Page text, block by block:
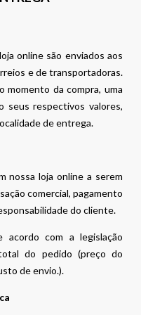
online são enviados aos
e de transportadoras.
momento da compra, uma
seus respectivos valores,
de entrega.
nossa loja online a serem
comercial, pagamento
do cliente.
com a legislação
do pedido (preço do
de envio.).